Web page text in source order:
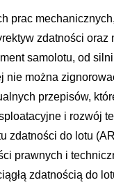
prac
zdatności
samolotu, od
nie można
przepisów,
i rozwój
zdatności do lotu
prawnych i
zdatnością do